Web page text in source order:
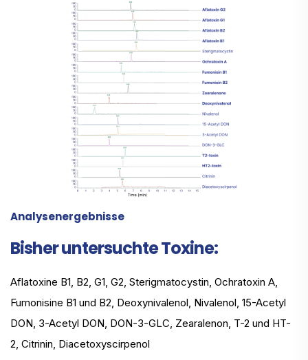
Analysenergebnisse
Bisher untersuchte Toxine:
Aflatoxine B1, B2, G1, G2, Sterigmatocystin, Ochratoxin A,
Fumonisine B1 und B2, Deoxynivalenol, Nivalenol, 15-Acetyl
DON, 3-Acetyl DON, DON-3-GLC, Zearalenon, T-2 und HT-
2, Citrinin, Diacetoxyscirpenol